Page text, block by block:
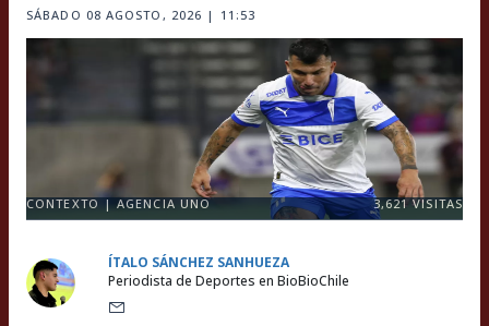
SÁBADO 08 AGOSTO, 2026 | 11:53
CONTEXTO | AGENCIA UNO 3,621 VISITAS
ÍTALO SÁNCHEZ SANHUEZA
Periodista de Deportes en BioBioChile